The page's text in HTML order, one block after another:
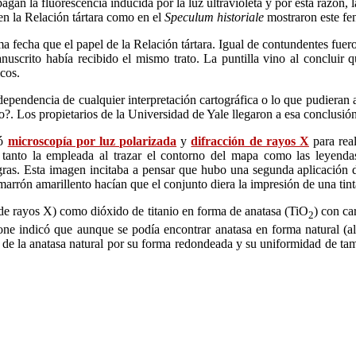
la fluorescencia inducida por la luz ultravioleta y por esta
la Relación tártara como en el Speculum historiale mostraron este
fecha que el papel de la Relación tártara. Igual de contundentes
había recibido el mismo trato. La puntilla vino al concluir
de cualquier interpretación cartográfica o lo que
Los propietarios de la Universidad de Yale llegaron a esa
microscopía por luz polarizada ydifracción de rayos X para
la empleada al trazar el contorno del mapa como las
Esta imagen incitaba a pensar que hubo una segunda
amarillento hacían que el conjunto diera la impresión de una
rayos X) como dióxido de titanio en forma de anatasa (TiO2) con
indicó que aunque se podía encontrar anatasa en forma natural
la anatasa natural por su forma redondeada y su uniformidad de